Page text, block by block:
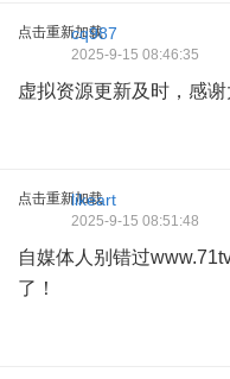
点击重新加载
cq987
2025-9-15 08:46:35
虚拟资源更新及时，感
点击重新加载
likeart
2025-9-15 08:51:48
自媒体人别错过
了！